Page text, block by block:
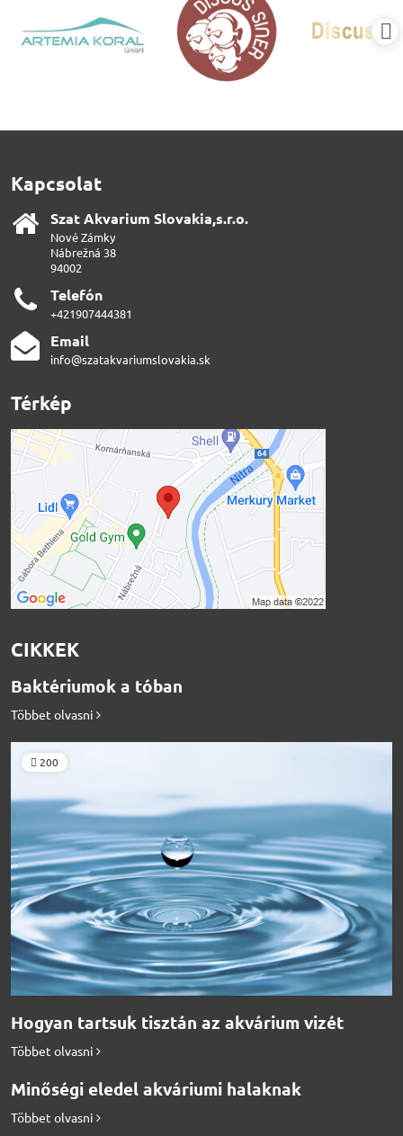
Kapcsolat
Szat Akvarium Slovakia,s​.r​.o​.
Nové Zámky
Nábrežná 38
94002
Telefón
+421907444381
Email
info@szatakvariumslovakia.sk
Térkép
CIKKEK
Baktériumok a tóban
Többet olvasni
200
Hogyan tartsuk tisztán az akvárium vizét
Többet olvasni
Minőségi eledel akváriumi halaknak
Többet olvasni